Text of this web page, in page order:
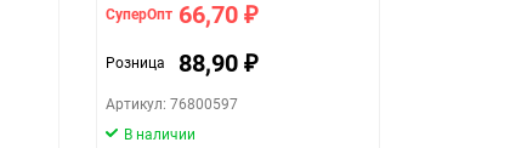
СуперОпт 66,70 ₽
Розница 88,90 ₽
Артикул: 76800597
В наличии